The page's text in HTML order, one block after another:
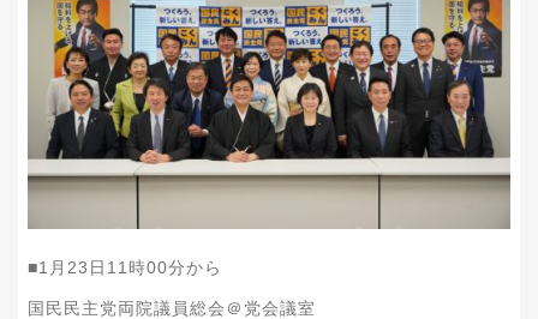
■1月23日11時00分から
国民民主党両院議員総会＠党会議室